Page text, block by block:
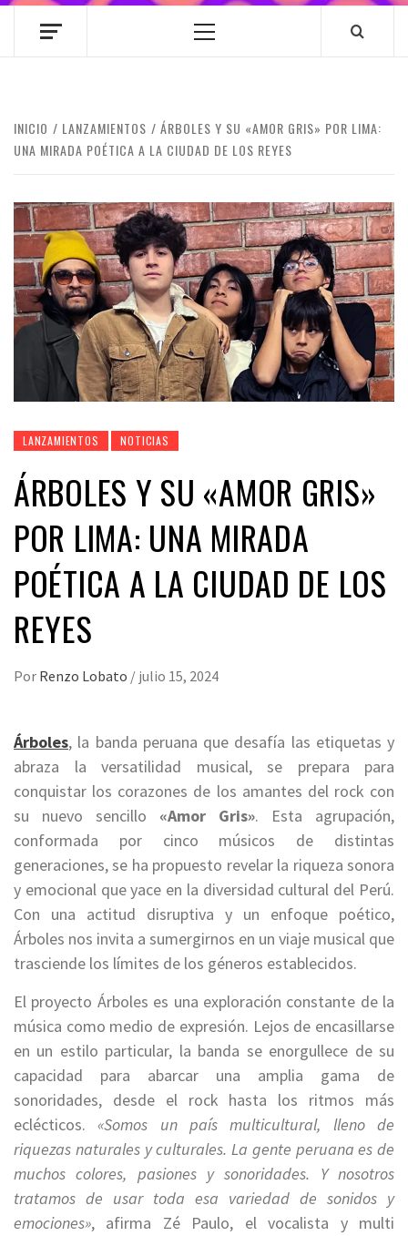
Menú
INICIO LANZAMIENTOS
ÁRBOLES Y SU «AMOR GRIS» POR LIMA:
UNA MIRADA POÉTICA A LA CIUDAD DE LOS REYES
LANZAMIENTOS NOTICIAS
ÁRBOLES Y SU «AMOR GRIS»
POR LIMA: UNA MIRADA
POÉTICA A LA CIUDAD DE LOS
REYES
Por Renzo Lobato / julio 15, 2024
Árboles, la banda peruana que desafía las etiquetas y
abraza la versatilidad musical, se prepara para
conquistar los corazones de los amantes del rock con
su nuevo sencillo «Amor Gris». Esta agrupación,
conformada por cinco músicos de distintas
generaciones, se ha propuesto revelar la riqueza sonora
y emocional que yace en la diversidad cultural del Perú.
Con una actitud disruptiva y un enfoque poético,
Árboles nos invita a sumergirnos en un viaje musical que
trasciende los límites de los géneros establecidos.
El proyecto Árboles es una exploración constante de la
música como medio de expresión. Lejos de encasillarse
en un estilo particular, la banda se enorgullece de su
capacidad para abarcar una amplia gama de
sonoridades, desde el rock hasta los ritmos más
eclécticos.«Somos un país multicultural, lleno de
riquezas naturales y culturales. La gente peruana es de
muchos colores, pasiones y sonoridades. Y nosotros
tratamos de usar toda esa variedad de sonidos y
emociones», afirma Zé Paulo, el vocalista y multi